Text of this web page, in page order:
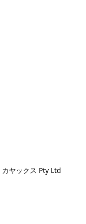
ヤックス Pty Ltd